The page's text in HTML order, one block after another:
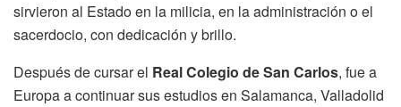
sirvieron al Estado en la milicia, en la administración o el
sacerdocio, con dedicación y brillo.
Después de cursar el Real Colegio de San Carlos, fue a
Europa a continuar sus estudios en Salamanca, Valladolid